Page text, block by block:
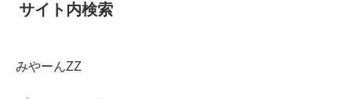
サイト内検索
みやーんZZ